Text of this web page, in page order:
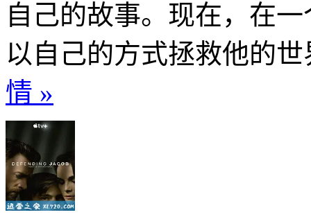
自己的故事。现在，在
以自己的方式拯救他的
情 »